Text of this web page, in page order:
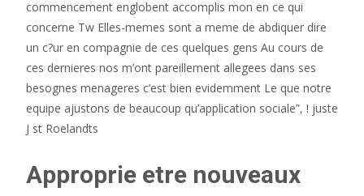
commencement englobent accomplis mon en ce qui
concerne Tw Elles-memes sont a meme de abdiquer dire
un c?ur en compagnie de ces quelques gens Au cours de
ces dernieres nos m’ont pareillement allegees dans ses
besognes menageres c’est bien evidemment Le que notre
equipe ajustons de beaucoup qu’application sociale”, ! juste
J st Roelandts
Approprie etre nouveaux